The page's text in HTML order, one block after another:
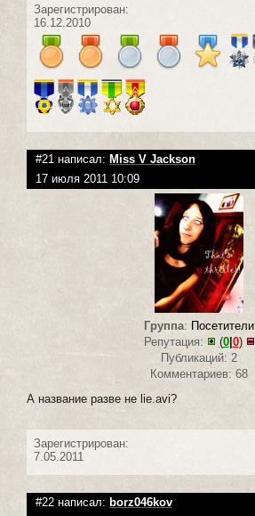
Зарегистрирован:
16.12.2010
#21 написал: Miss V Jackson
17 июля 2011 10:09
Группа: Посетители
Репутация:
(0|0)
Публикаций: 2
Комментариев: 68
А название разве не lie.avi?
Зарегистрирован:
7.05.2011
#22 написал: borz046kov